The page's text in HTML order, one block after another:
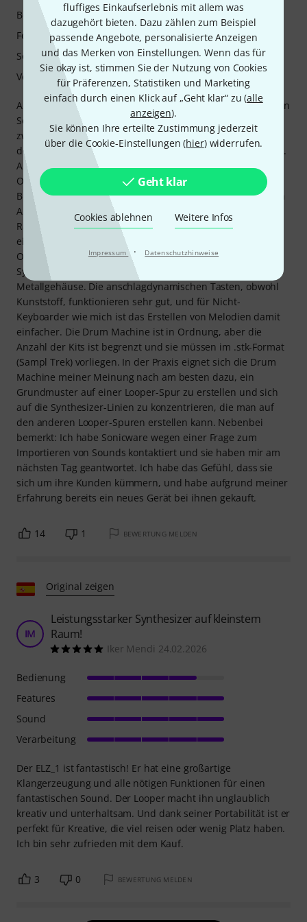
fluffiges Einkaufserlebnis mit allem was
dazugehört bieten. Dazu zählen zum Beispiel
passende Angebote, personalisierte Anzeigen
und das Merken von Einstellungen. Wenn das für
Sie okay ist, stimmen Sie der Nutzung von Cookies
für Präferenzen, Statistiken und Marketing
einfach durch einen Klick auf „Geht klar“ zu (alle
anzeigen).
Sie können Ihre erteilte Zustimmung jederzeit
über die Cookie-Einstellungen (hier) widerrufen.
Geht klar
Cookies ablehnen Weitere Infos
Impressum · Datenschutzhinweise
Als Fan von Groovebox-Equipment passt das perfekt in mein
Setup. Die Klangpalette ist exzellent und liegt genau
zwischen der rauen Rauheit eines Arturia Mini Freak und
den satten Klängen, die man von Roland-Synthies erwartet.
Auch für Nicht-Synth-Programmierer wie mich bietet die
Oberfläche eine benutzerfreundliche Oberfläche. Ein
Bildschirm erleichtert das Verständnis und unterstützt den
Arbeitsablauf. Das Bearbeiten von Sequenzen ist dank des
Rastersystems einfach, allerdings ist die Bildschirmgröße
eine Belastung für die Augen. Der Looper ist mit seiner
Overdub-Funktion das Tüpfelchen auf dem i. Der
Synthesizer ist robust und verfügt über ein solides
Metallgehäuse. Die anschlagdynamischen Tasten, obwohl
Kunststoff, funktionieren sehr gut, und für Nicht-
Keyboarder wie mich ist das Erstellen von Melodien damit
einfacher. Die Drum Machine ist in Ordnung, aber die
Anzahl der Kits ist begrenzt und sie müssen im .stk-Format
(Sampl Trek) vorliegen. In der Praxis eignet sich die Drum
Machine meiner Meinung nach am besten dazu, ein
Grundmuster auf einer Looper-Spur zu erstellen und sich
auf die Synthesizer-Linien zu konzentrieren, die man auf
den anderen Looper-Spuren erstellen kann. Nebenbei
bemerkt: Ich habe Sonicware wegen einer Frage zum
Importieren von Sounds kontaktiert und sie haben mir am
nächsten Tag geantwortet. Ich habe das Gefühl, dass sie
sich um ihre Kunden kümmern, und habe aufgrund meiner
Erfahrung bereits ein neues Gerät bei ihnen gekauft.
Bedienung
Features
Sound
Verarbeitung
14 1 BEWERTUNG MELDEN
Original zeigen
IM
Leistungsstarker Synthesizer auf kleinstem
Raum!
Iker Mendi 24.02.2026
Der ELZ_1 ist fantastisch! Er hat eine großartige
Klangerzeugung und alle nötigen Funktionen für einen
fantastischen Sound. Der Looper macht ihn unglaublich
kreativ und unterhaltsam. Und dank seiner Portabilität ist er
perfekt für Kreative, die viel reisen oder wenig Platz haben.
Ich bin sehr zufrieden mit dem Kauf.
Bedienung
Features
Sound
Verarbeitung
3 0 BEWERTUNG MELDEN